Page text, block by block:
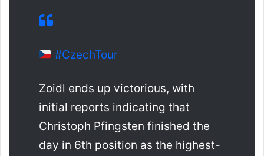
#CzechTour
Zoidl ends up victorious, with
initial reports indicating that
Christoph Pfingsten finished the
day in 6th position as the highest-